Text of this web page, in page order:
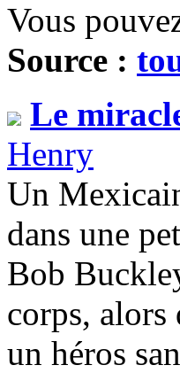
Vous
Source :
Le
Henry
Un
dans une
Bob
corps, alors
un héros